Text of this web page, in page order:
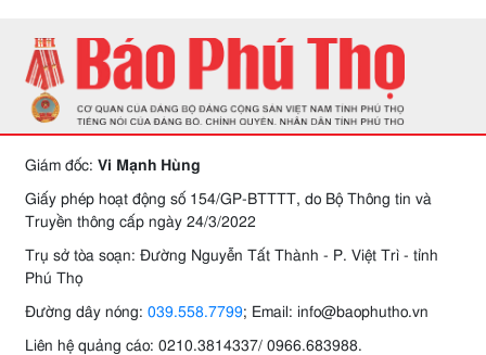
Giám đốc: Vi Mạnh Hùng
Giấy phép hoạt động số 154/GP-BTTTT, do Bộ Thông tin và
Truyền thông cấp ngày 24/3/2022
Trụ sở tòa soạn: Đường Nguyễn Tất Thành - P. Việt Trì - tỉnh
Phú Thọ
Đường dây nóng: 039.558.7799; Email: info@baophutho.vn
Liên hệ quảng cáo: 0210.3814337/ 0966.683988.